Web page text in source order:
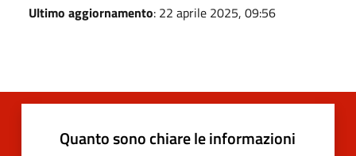
Ultimo aggiornamento: 22 aprile 2025, 09:56
Quanto sono chiare le informazioni